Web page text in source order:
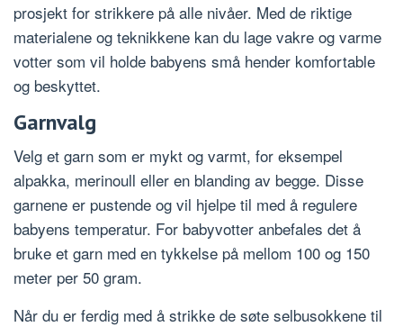
prosjekt for strikkere på alle nivåer. Med de riktige
materialene og teknikkene kan du lage vakre og varme
votter som vil holde babyens små hender komfortable
og beskyttet.
Garnvalg
Velg et garn som er mykt og varmt, for eksempel
alpakka, merinoull eller en blanding av begge. Disse
garnene er pustende og vil hjelpe til med å regulere
babyens temperatur. For babyvotter anbefales det å
bruke et garn med en tykkelse på mellom 100 og 150
meter per 50 gram.
Når du er ferdig med å strikke de søte selbusokkene til